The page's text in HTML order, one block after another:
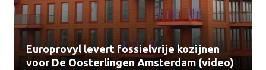
Europrovyl levert fossielvrije kozijnen
voor De Oosterlingen Amsterdam (video)